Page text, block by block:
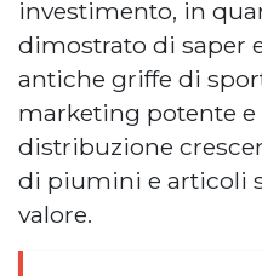
investimento, in
dimostrato di saper
antiche griffe di
marketing potente
distribuzione
di piumini e articoli
valore.